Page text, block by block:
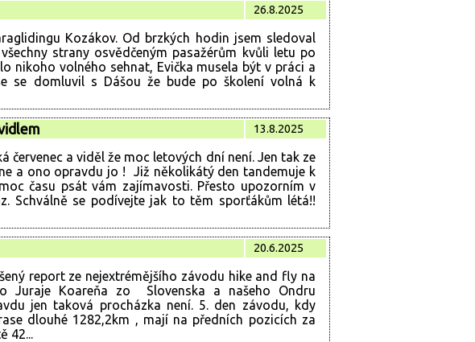
26.8.2025
Kozákov. Od brzkých hodin jsem sledoval
strany osvědčeným pasažérům kvůli letu po
nikoho volného sehnat, Evička musela být v práci a
se domluvil s Dášou že bude po školení volná k
13.8.2025
červenec a viděl že moc letových dní není. Jen tak ze
a ono opravdu jo ! Již několikátý den tandemuje k
času psát vám zajímavosti. Přesto upozorním v
Schválně se podívejte jak to těm sporťákům létá!!
20.6.2025
report ze nejextrémějšího závodu hike and fly na
Juraje Koareňa zo Slovenska a našeho Ondru
jen taková procházka není. 5. den závodu, kdy
dlouhé 1282,2km , mají na předních pozicích za
42...